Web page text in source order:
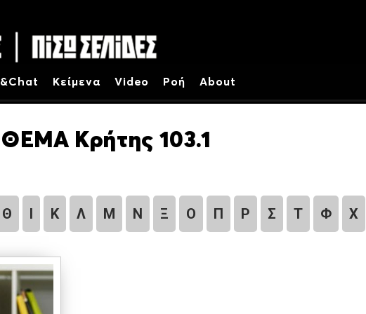
Κείμενα Video Ροή About
ΘΕΜΑ Κρήτης 103.1
Θ Ι Κ Λ Μ Ν Ξ Ο Π Ρ Σ Τ Φ Χ